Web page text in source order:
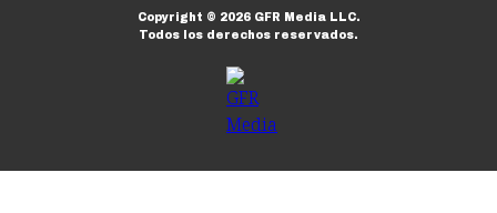
Copyright © 2026GFR Media LLC.
Todos los derechos reservados.